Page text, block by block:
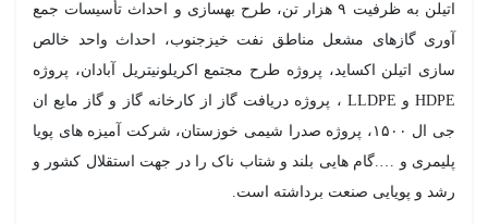
اتیلن به ظرفیت ۹ هزار تن، طرح بهسازی و احداث تأسیسات جمع
آوری گازهای مشعل مناطق نفت خیزجنوب، احداث واحد خالص
سازی اتیلن اکساید، پروژه طرح مجتمع اکریلونیتریل آبادان، پروژه
HDPE و LLDPE ، پروژه دریافت گاز از کارخانه گاز و گاز مایع ان
جی ال ۱۵۰۰، پروژه صدرا شیمی خوزستان، شرکت آمیزه های پویا
پلیمری و ….گام هایی بلند و شتاب ناک را در جهت استقلال کشور و
رشد و پویایی صنعت برداشته است.